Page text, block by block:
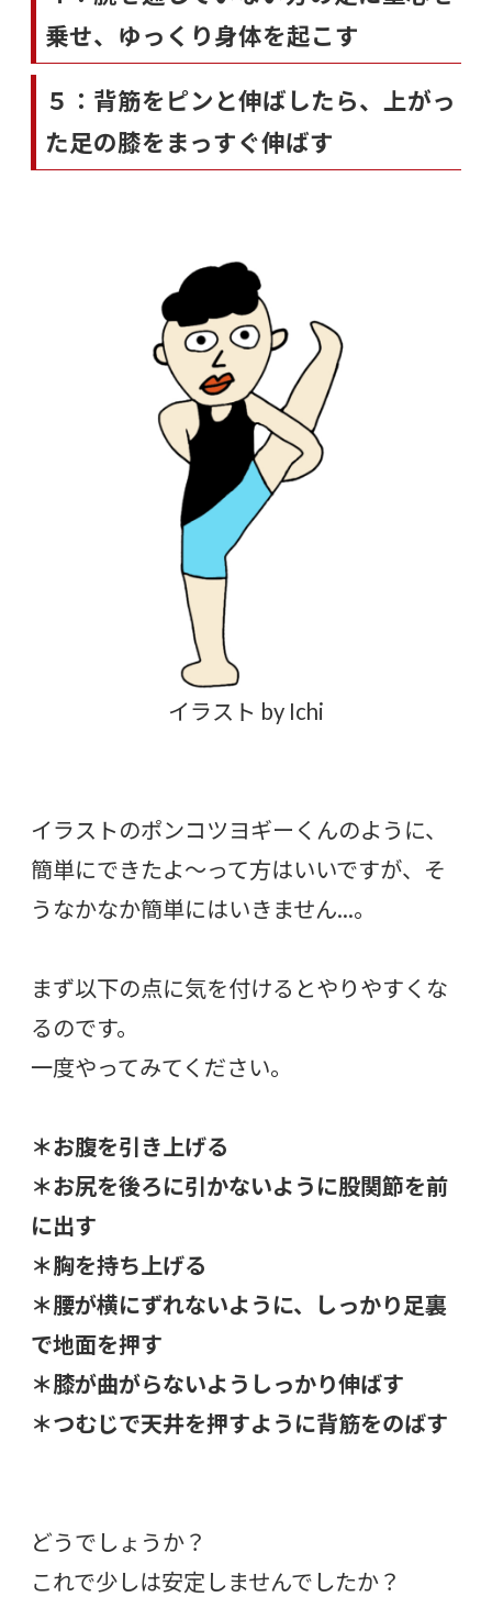
乗せ、ゆっくり身体を起こす
５：背筋をピンと伸ばしたら、上がっ
た足の膝をまっすぐ伸ばす
イラスト by Ichi
イラストのポンコツヨギーくんのように、
簡単にできたよ～って方はいいですが、そ
うなかなか簡単にはいきません…。
まず以下の点に気を付けるとやりやすくな
るのです。
一度やってみてください。
＊お腹を引き上げる
＊お尻を後ろに引かないように股関節を前
に出す
＊胸を持ち上げる
＊腰が横にずれないように、しっかり足裏
で地面を押す
＊膝が曲がらないようしっかり伸ばす
＊つむじで天井を押すように背筋をのばす
どうでしょうか？
これで少しは安定しませんでしたか？